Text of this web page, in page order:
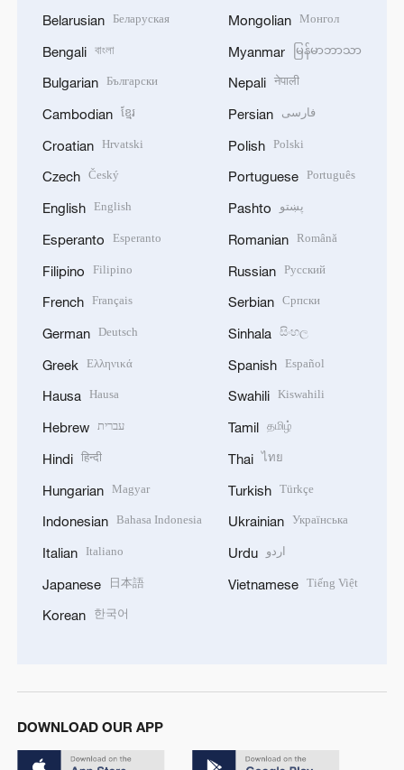
Belarusian Беларуская
Bengali বাংলা
Bulgarian Български
Cambodian ខ្មែរ
Croatian Hrvatski
Czech Český
English English
Esperanto Esperanto
Filipino Filipino
French Français
German Deutsch
Greek Ελληνικά
Hausa Hausa
Hebrew עברית
Hindi हिन्दी
Hungarian Magyar
Indonesian Bahasa Indonesia
Italian Italiano
Japanese 日本語
Korean 한국어
Mongolian Монгол
Myanmar မြန်မာဘာသာ
Nepali नेपाली
Persian فارسی
Polish Polski
Portuguese Português
Pashto پښتو
Romanian Română
Russian Русский
Serbian Српски
Sinhala සිංහල
Spanish Español
Swahili Kiswahili
Tamil தமிழ்
Thai ไทย
Turkish Türkçe
Ukrainian Українська
Urdu اردو
Vietnamese Tiếng Việt
DOWNLOAD OUR APP